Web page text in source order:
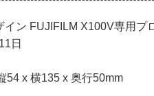
ン FUJIFILM X100V専用プ
日
54 x 横135 x 奥行50mm